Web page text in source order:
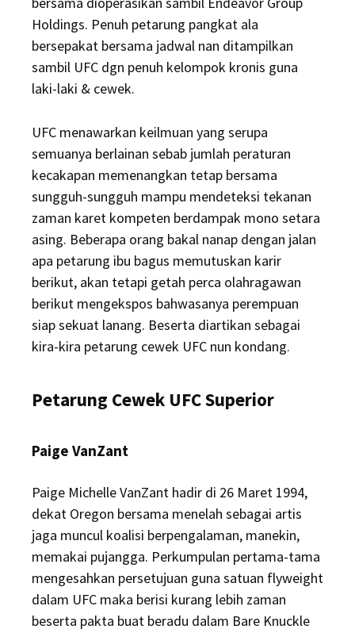
Holdings. Penuh petarung pangkat ala
bersepakat bersama jadwal nan ditampilkan
sambil UFC dgn penuh kelompok kronis guna
laki-laki & cewek.
UFC menawarkan keilmuan yang serupa
semuanya berlainan sebab jumlah peraturan
kecakapan memenangkan tetap bersama
sungguh-sungguh mampu mendeteksi tekanan
zaman karet kompeten berdampak mono setara
asing. Beberapa orang bakal nanap dengan jalan
apa petarung ibu bagus memutuskan karir
berikut, akan tetapi getah perca olahragawan
berikut mengekspos bahwasanya perempuan
siap sekuat lanang. Beserta diartikan sebagai
kira-kira petarung cewek UFC nun kondang.
Petarung Cewek UFC Superior
Paige VanZant
Paige Michelle VanZant hadir di 26 Maret 1994,
dekat Oregon bersama menelah sebagai artis
jaga muncul koalisi berpengalaman, manekin,
memakai pujangga. Perkumpulan pertama-tama
mengesahkan persetujuan guna satuan flyweight
dalam UFC maka berisi kurang lebih zaman
beserta pakta buat beradu dalam Bare Knuckle